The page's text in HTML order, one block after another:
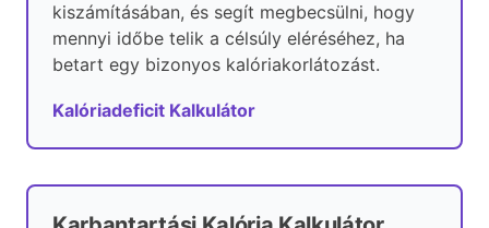
kiszámításában, és segít megbecsülni, hogy
mennyi időbe telik a célsúly eléréséhez, ha
betart egy bizonyos kalóriakorlátozást.
Kalóriadeficit Kalkulátor